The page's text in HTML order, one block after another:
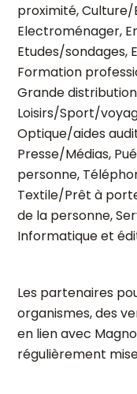
proximité,
Electroménager,
Etudes/sondages,
Formation
Grande
Loisirs/Sport/
Optique/aides
Presse/Médias,
personne,
Textile/Prêt à
de la personne,
Informatique et
Les partenaires
organismes, des
en lien avec
régulièrement